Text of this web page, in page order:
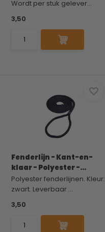
Wordt per stuk gelever...
3,50
Fenderlijn - Kant-en-
klaar - Polyester -...
Polyester fenderlijnen. Kleur:
zwart. Leverbaar ...
3,50